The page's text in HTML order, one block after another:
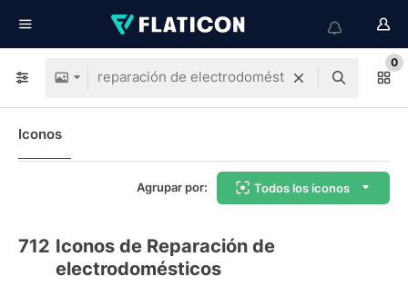
0
Iconos
Agrupar por: Todos los iconos
712 Iconos de Reparación de
electrodomésticos